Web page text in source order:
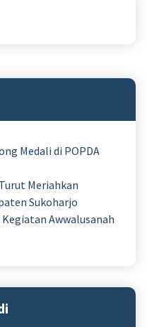
Medali di POPDA
Meriahkan
Sukoharjo
Awwalusanah